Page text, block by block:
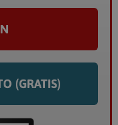
(GRATIS)